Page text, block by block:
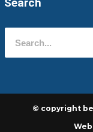
Search
© copyright